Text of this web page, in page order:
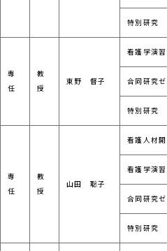
特別研究
専
任
教
授
東野 督子
看護学演習
合同研究
特別研究
専
任
教
授
山田 聡子
看護人材
看護学演習
合同研究
特別研究